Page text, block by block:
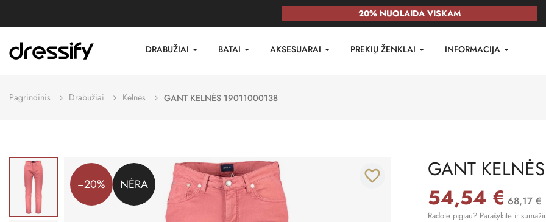
20% NUOLAIDA VISKAM
DRABUŽIAI BATAI AKSESUARAI PREKIŲ ŽENKLAI INFORMACIJA
Pagrindinis Drabužiai Kelnės GANT KELNĖS 19011000138
−20% NĖRA favorite_border GANT
54,54 € 68,17 €
Radote pigiau? Parašykite ir